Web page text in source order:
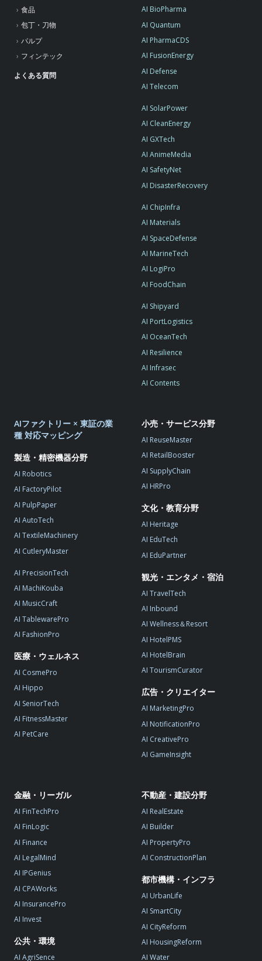
食品
包丁・刀物
パルプ
フィンテック
よくある質問
AI BioPharma
AI Quantum
AI PharmaCDS
AI FusionEnergy
AI Defense
AI Telecom
AI SolarPower
AI CleanEnergy
AI GXTech
AI AnimeMedia
AI SafetyNet
AI DisasterRecovery
AI ChipInfra
AI Materials
AI SpaceDefense
AI MarineTech
AI LogiPro
AI FoodChain
AI Shipyard
AI PortLogistics
AI OceanTech
AI Resilience
AI Infrasec
AI Contents
AIファクトリー × 東証の業
種 対応マッピング
製造・精密機器分野
AI Robotics
AI FactoryPilot
AI PulpPaper
AI AutoTech
AI TextileMachinery
AI CutleryMaster
AI PrecisionTech
AI MachiKouba
AI MusicCraft
AI TablewarePro
AI FashionPro
医療・ウェルネス
AI CosmePro
AI Hippo
AI SeniorTech
AI FitnessMaster
AI PetCare
小売・サービス分野
AI ReuseMaster
AI RetailBooster
AI SupplyChain
AI HRPro
文化・教育分野
AI Heritage
AI EduTech
AI EduPartner
観光・エンタメ・宿泊
AI TravelTech
AI Inbound
AI Wellness＆Resort
AI HotelPMS
AI HotelBrain
AI TourismCurator
広告・クリエイター
AI MarketingPro
AI NotificationPro
AI CreativePro
AI GameInsight
金融・リーガル
AI FinTechPro
AI FinLogic
AI Finance
AI LegalMind
AI IPGenius
AI CPAWorks
AI InsurancePro
AI Invest
公共・環境
AI AgriSence
不動産・建設分野
AI RealEstate
AI Builder
AI PropertyPro
AI ConstructionPlan
都市機構・インフラ
AI UrbanLife
AI SmartCity
AI CityReform
AI HousingReform
AI Water